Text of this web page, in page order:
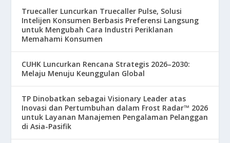
Truecaller Luncurkan Truecaller Pulse, Solusi
Intelijen Konsumen Berbasis Preferensi Langsung
untuk Mengubah Cara Industri Periklanan
Memahami Konsumen
CUHK Luncurkan Rencana Strategis 2026–2030:
Melaju Menuju Keunggulan Global
TP Dinobatkan sebagai Visionary Leader atas
Inovasi dan Pertumbuhan dalam Frost Radar™ 2026
untuk Layanan Manajemen Pengalaman Pelanggan
di Asia-Pasifik